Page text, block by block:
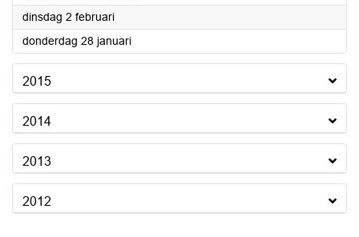
dinsdag 2 februari2016
donderdag 28 januari2016
2015
2014
2013
2012